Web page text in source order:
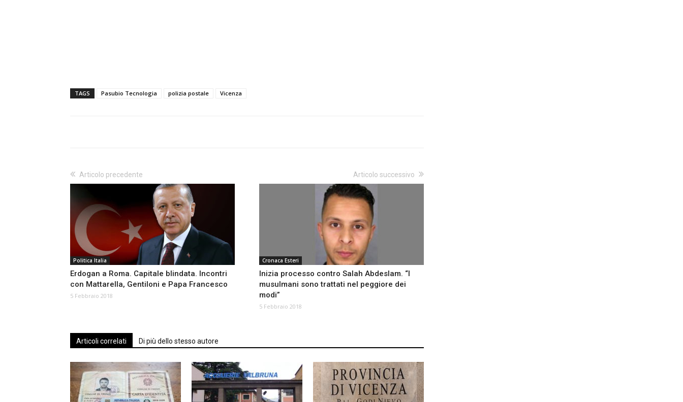
TAGS Pasubio Tecnologia polizia postale Vicenza
Articolo precedente
Politica Italia
Erdogan a Roma. Capitale blindata. Incontri
con Mattarella, Gentiloni e Papa Francesco
5 Febbraio 2018
Articolo successivo
Cronaca Esteri
Inizia processo contro Salah Abdeslam. “I
musulmani sono trattati nel peggiore dei
modi”
5 Febbraio 2018
Articoli correlati Di più dello stesso autore